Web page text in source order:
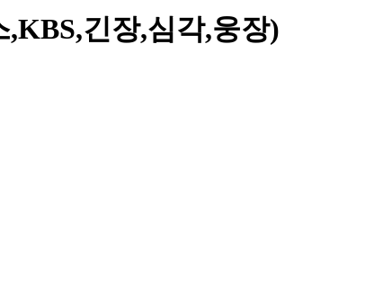
긴장,심각,웅장)